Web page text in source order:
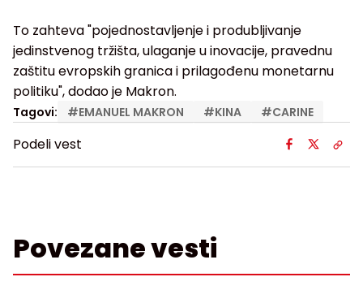
To zahteva "pojednostavljenje i produbljivanje
jedinstvenog tržišta, ulaganje u inovacije, pravednu
zaštitu evropskih granica i prilagođenu monetarnu
politiku", dodao je Makron.
Tagovi: #EMANUEL MAKRON #KINA #CARINE
Podeli vest
Povezane vesti